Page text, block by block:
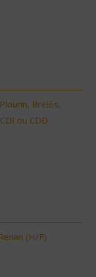
Brélès,
ou CDD
(H/F)